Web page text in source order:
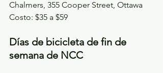
Chalmers, 355 Cooper Street, Ottawa
Costo: $35 a $59
Días de bicicleta de fin de
semana de NCC